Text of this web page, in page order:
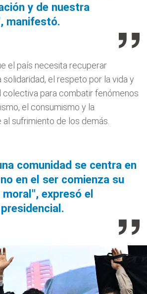
y de nuestra
manifestó.
el país necesita recuperar
el respeto por la vida y
colectiva para combatir fenómenos
el consumismo y la
sufrimiento de los demás.
comunidad se centra en
en el ser comienza su
expresó el